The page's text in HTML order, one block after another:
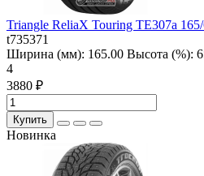
Triangle ReliaX Touring TE307a
t735371
Ширина (мм): 165.00 Высота (%):
4
3880 ₽
Купить
Новинка